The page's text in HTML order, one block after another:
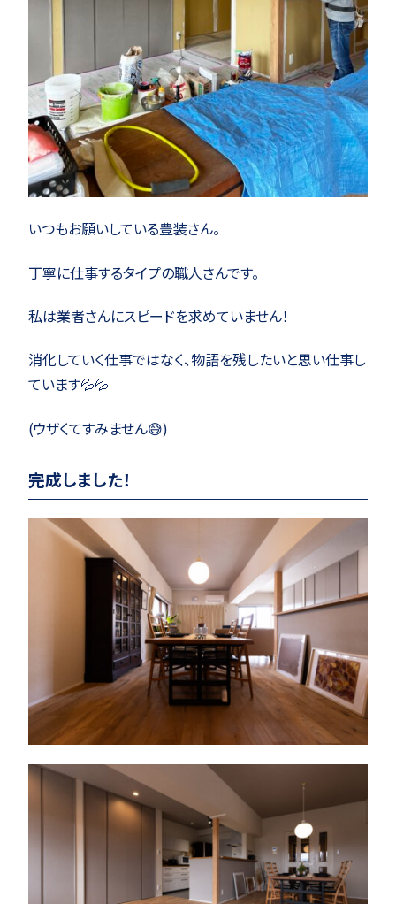
いつもお願いしている豊装さん。
丁寧に仕事するタイプの職人さんです。
私は業者さんにスピードを求めていません！
消化していく仕事ではなく、物語を残したいと思い仕事し
ています💦💦
(ウザくてすみません😅)
完成しました！